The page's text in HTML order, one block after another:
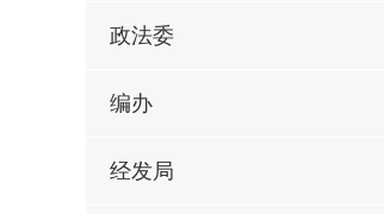
政法委
编办
经发局